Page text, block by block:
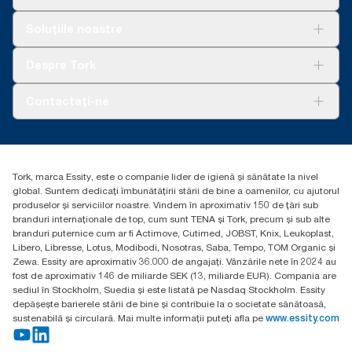
a hârtiei. Reducerile amprentei de carbon rezultate au fost
Essity Hungary Kft. Professional Hygiene
Budakeszi út 51.
Tork, marca Essity, este o companie lider de igienă și sănătate la nivel
global. Suntem dedicați îmbunătățirii stării de bine a oamenilor, cu ajutorul
produselor și serviciilor noastre. Vindem în aproximativ 150 de țări sub
branduri internaționale de top, cum sunt TENA și Tork, precum și sub alte
branduri puternice cum ar fi Actimove, Cutimed, JOBST, Knix, Leukoplast,
Libero, Libresse, Lotus, Modibodi, Nosotras, Saba, Tempo, TOM Organic și
Zewa. Essity are aproximativ 36.000 de angajați. Vânzările nete în 2024 au
fost de aproximativ 146 de miliarde SEK (13, miliarde EUR). Compania are
sediul în Stockholm, Suedia și este listată pe Nasdaq Stockholm. Essity
depășește barierele stării de bine și contribuie la o societate sănătoasă,
sustenabilă și circulară. Mai multe informații puteți afla pe www.essity.com